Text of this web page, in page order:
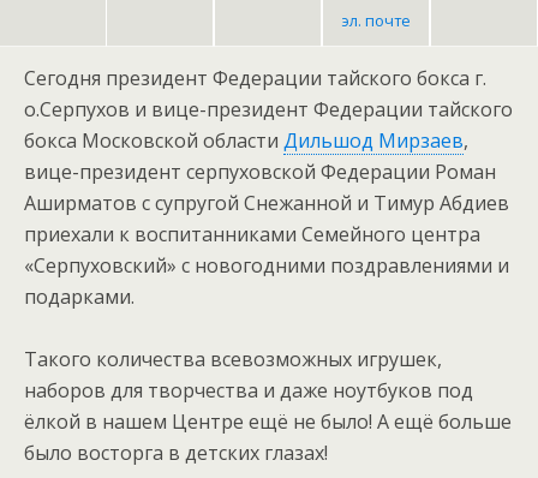
эл. почте
Сегодня президент Федерации тайского бокса г.
о.Серпухов и вице-президент Федерации тайского
бокса Московской области Дильшод Мирзаев,
вице-президент серпуховской Федерации Роман
Аширматов с супругой Снежанной и Тимур Абдиев
приехали к воспитанниками Семейного центра
«Серпуховский» с новогодними поздравлениями и
подарками.
Такого количества всевозможных игрушек,
наборов для творчества и даже ноутбуков под
ёлкой в нашем Центре ещё не было! А ещё больше
было восторга в детских глазах!